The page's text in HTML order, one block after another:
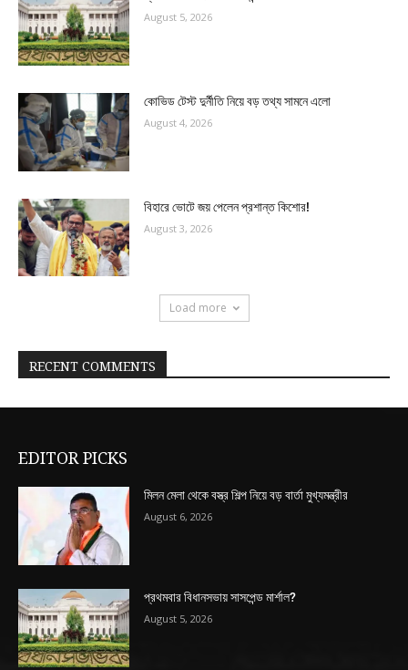
August 5, 2026
কোভিড টেস্ট দুর্নীতি নিয়ে বড় তথ্য সামনে এলো
August 4, 2026
বিহারে ভোটে জয় পেলেন প্রশান্ত কিশোর!
August 3, 2026
Load more
RECENT COMMENTS
EDITOR PICKS
মিলন মেলা থেকে বস্ত্র শিল্প নিয়ে বড় বার্তা মুখ্যমন্ত্রীর
August 6, 2026
প্রথমবার বিধানসভায় সাসপেন্ড মার্শাল?
August 5, 2026